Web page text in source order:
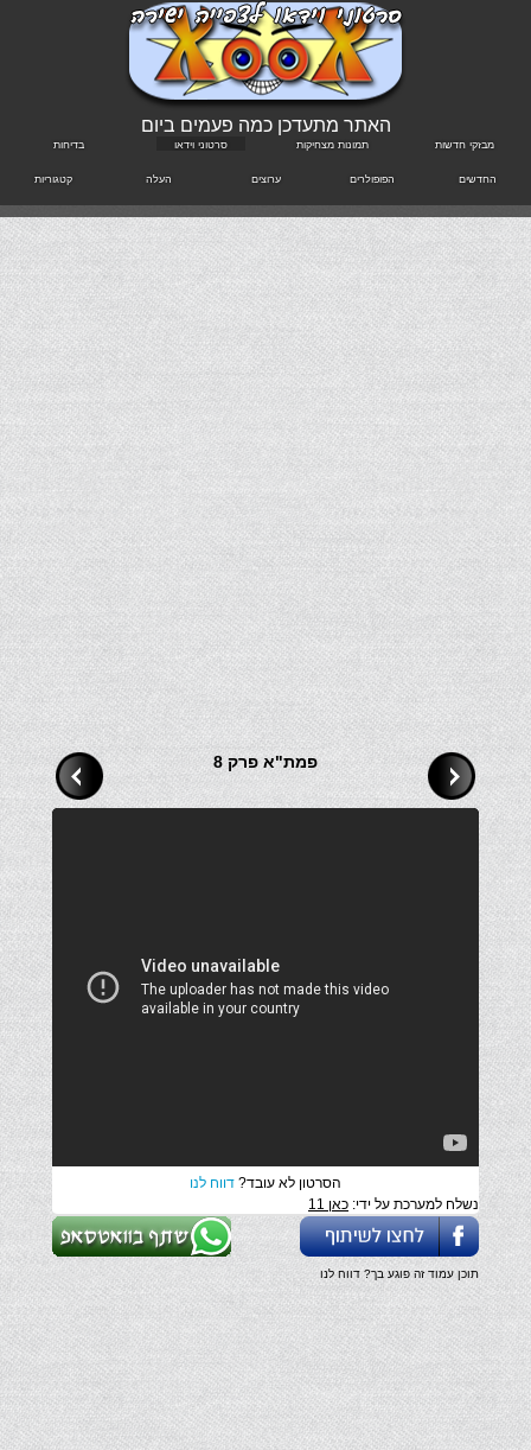
האתר מתעדכן כמה פעמים ביום
מבזקי חדשות תמונות מצחיקות סרטוני וידאו בדיחות
החדשים הפופולרים ערוצים העלה קטגוריות
פמת"א פרק 8
הסרטון לא עובד? דווח לנו
נשלח למערכת על ידי: כאן 11
תוכן עמוד זה פוגע בך? דווח לנו